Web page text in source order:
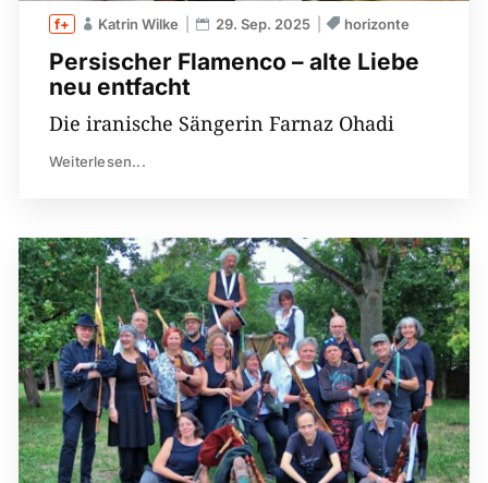
Persischer Flamenco – alte Liebe
neu entfacht
Katrin Wilke 29. Sep. 2025 horizonte
Die iranische Sängerin Farnaz Ohadi
Weiterlesen...